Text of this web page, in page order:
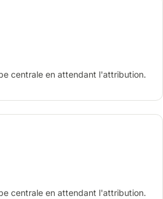
centrale en attendant l'attribution.
centrale en attendant l'attribution.